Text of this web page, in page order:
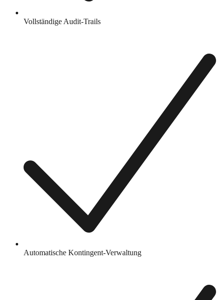
Vollständige Audit-Trails
Automatische Kontingent-Verwaltung